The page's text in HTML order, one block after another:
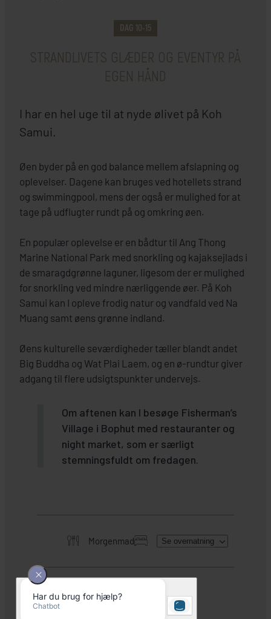
SE HOTEL
DAG 10-15
STRANDLIVETS GLÆDER OG EVENTYR PÅ
EGEN HÅND
I har en hel uge til at nyde ølivet på Koh
Samui.
Øen byder på en god balance mellem afslapning og
oplevelser. Dagene kan bruges ved hotellets strand
og swimmingpool, mens der også er mulighed for at
tage på udflugter rundt på og omkring øen.
En populær oplevelse er en bådtur til Ang Thong
Marine National Park med snorkling og kajaksejlads i
de smaragdgrønne laguner, ligesom der er mulighed
for snorkling ved mindre nærliggende øer. På Koh
Samui kan I opleve frodig natur og vandfald ved Na
Muang samt øens grønne indland.
Øens kulturelle seværdigheder tæller blandt andet
Big Buddha og Wat Plai Laem, og en ø-rundtur giver
adgang til flere udsigtspunkter undervejs.
Om aftenen kan I besøge Fisherman’s
Village i Bophut med restauranter og
night market, som er særligt
stemningsfuldt om fredagen.
Morgenmad Se overnatning
HER SKAL I BO